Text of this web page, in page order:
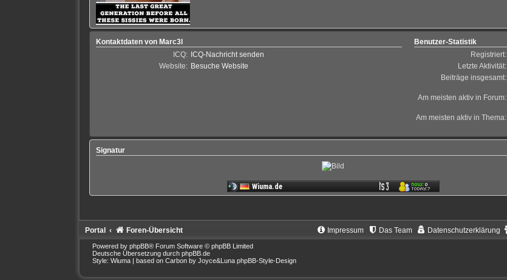
Kontaktdaten von Marc3l
ICQ: ICQ-Nachricht senden
Website: Besuche Website
Benutzer-Statistik
Registriert:
Letzte Aktivität:
Beiträge insgesamt:
Am meisten aktiv in Forum:
Am meisten aktiv in Thema:
Signatur
Portal Foren-Übersicht Datenschutzerklärung
Das Team
Impressum
Powered by phpBB® Forum Software © phpBB Limited
Deutsche Übersetzung durch phpBB.de
Style: Wiuma | based on Carbon by Joyce&Luna phpBB-Style-Design